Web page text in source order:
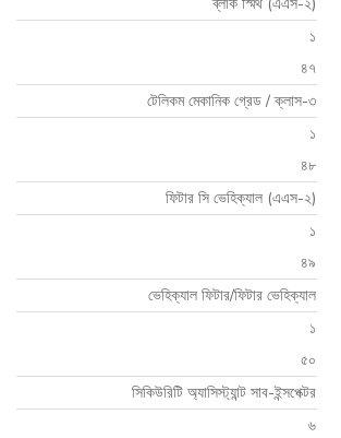
১
৪৭
টেলিকম মেকানিক গ্রেড / ক্লাস-৩
১
৪৮
ফিটার সি ভেহিক্যাল (এএস-২)
১
৪৯
ভেহিক্যাল ফিটার/ফিটার ভেহিক্যাল
১
৫০
সিকিউরিটি অ্যাসিস্ট্যান্ট সাব-ইন্সপেক্টর
৬